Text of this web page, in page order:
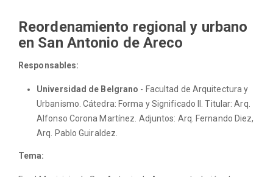
Reordenamiento regional y urbano
en San Antonio de Areco
Responsables:
Universidad de Belgrano - Facultad de Arquitectura y
Urbanismo. Cátedra: Forma y Significado II. Titular: Arq.
Alfonso Corona Martínez. Adjuntos: Arq. Fernando Diez,
Arq. Pablo Guiraldez.
Tema: